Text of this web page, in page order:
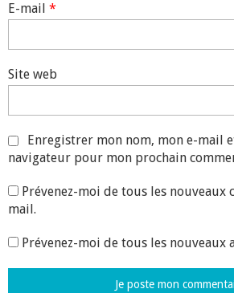
E-mail *
Site web
Enregistrer mon nom, mon e-mail
navigateur pour mon prochain
Prévenez-moi de tous les nouveaux
mail.
Prévenez-moi de tous les nouveaux